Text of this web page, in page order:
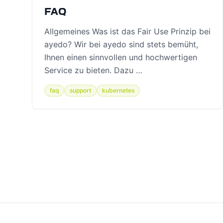
FAQ
Allgemeines Was ist das Fair Use Prinzip bei
ayedo? Wir bei ayedo sind stets bemüht,
Ihnen einen sinnvollen und hochwertigen
Service zu bieten. Dazu …
faq support kubernetes